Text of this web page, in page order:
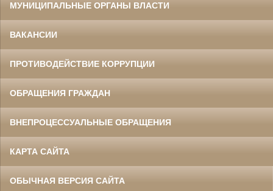
МУНИЦИПАЛЬНЫЕ ОРГАНЫ ВЛАСТИ
ВАКАНСИИ
ПРОТИВОДЕЙСТВИЕ КОРРУПЦИИ
ОБРАЩЕНИЯ ГРАЖДАН
ВНЕПРОЦЕССУАЛЬНЫЕ ОБРАЩЕНИЯ
КАРТА САЙТА
ОБЫЧНАЯ ВЕРСИЯ САЙТА